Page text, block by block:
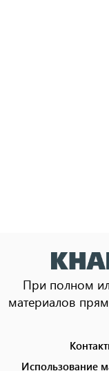
При полном
материалов
menu
Использование